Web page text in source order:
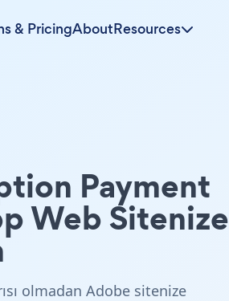
& PricingAboutResources
Payment
Web Sitenize
olmadan Adobe sitenize